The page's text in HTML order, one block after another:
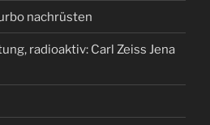
nachrüsten
radioaktiv: Carl Zeiss Jena